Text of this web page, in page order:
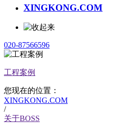
XINGKONG.COM
020-87566596
工程案例
您现在的位置：
XINGKONG.COM
/
关于BOSS